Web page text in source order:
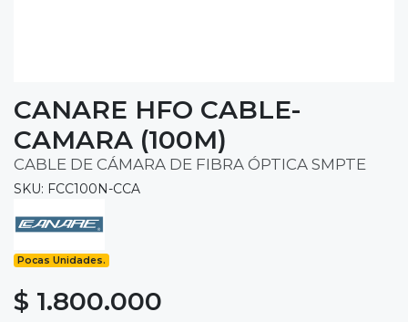
CANARE HFO CABLE-
CAMARA (100M)
CABLE DE CÁMARA DE FIBRA ÓPTICA SMPTE
SKU: FCC100N-CCA
Pocas Unidades.
$ 1.800.000